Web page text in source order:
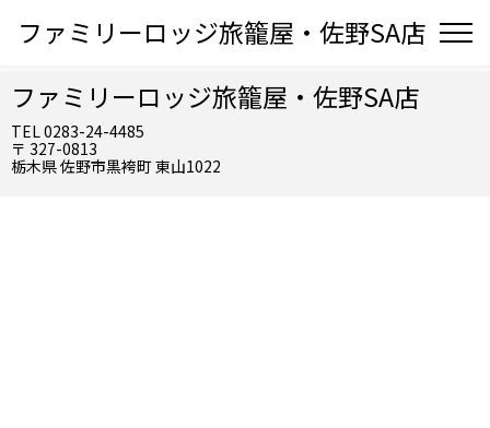
ファミリーロッジ旅籠屋・佐野SA店
ファミリーロッジ旅籠屋・佐野SA店
TEL 0283-24-4485
〒 327-0813
栃木県 佐野市黒袴町 東山1022